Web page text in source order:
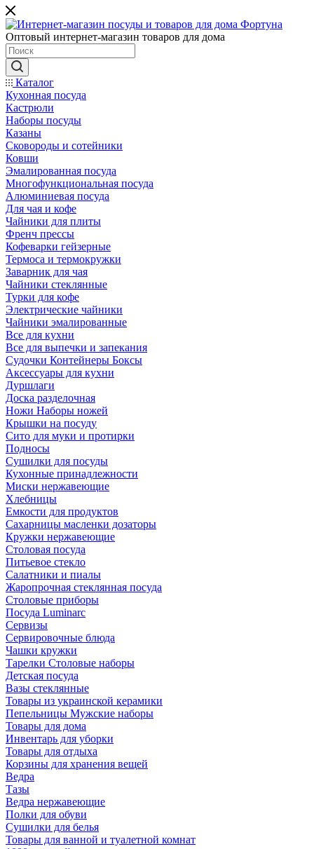
Оптовый интернет-магазин товаров для дома
Каталог
Кухонная посуда
Кастрюли
Наборы посуды
Казаны
Сковороды и сотейники
Ковши
Эмалированная посуда
Многофункциональная посуда
Алюминиевая посуда
Для чая и кофе
Чайники для плиты
Френч прессы
Кофеварки гейзерные
Термоса и термокружки
Заварник для чая
Чайники стеклянные
Турки для кофе
Электрические чайники
Чайники эмалированные
Все для кухни
Все для выпечки и запекания
Судочки Контейнеры Боксы
Аксессуары для кухни
Дуршлаги
Доска разделочная
Ножи Наборы ножей
Крышки на посуду
Сито для муки и протирки
Подносы
Сушилки для посуды
Кухонные принадлежности
Миски нержавеющие
Хлебницы
Емкости для продуктов
Сахарницы масленки дозаторы
Кружки нержавеющие
Столовая посуда
Питьевое стекло
Салатники и пиалы
Жаропрочная стеклянная посуда
Столовые приборы
Посуда Luminarс
Сервизы
Сервировочные блюда
Чашки кружки
Тарелки Столовые наборы
Детская посуда
Вазы стеклянные
Товары из украинской керамики
Пепельницы Мужские наборы
Товары для дома
Инвентарь для уборки
Товары для отдыха
Корзины для хранения вещей
Ведра
Тазы
Ведра нержавеющие
Полки для обуви
Сушилки для белья
Товары для ванной и туалетной комнат